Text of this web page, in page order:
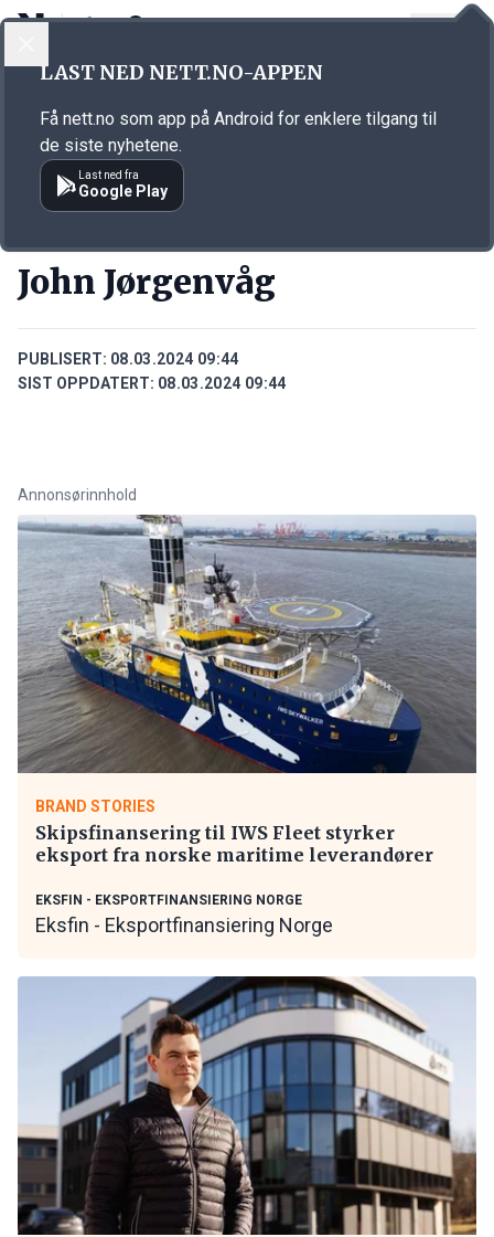
Annonsørinnhold
John Jørgenvåg
PUBLISERT: 08.03.2024 09:44
SIST OPPDATERT: 08.03.2024 09:44
Annonsørinnhold
BRAND STORIES
Skipsfinansering til IWS Fleet styrker
eksport fra norske maritime leverandører
EKSFIN - EKSPORTFINANSIERING NORGE
Eksfin - Eksportfinansiering Norge
LAST NED NETT.NO-APPEN
Få nett.no som app på Android for enklere tilgang til
de siste nyhetene.
Last ned fra
Google Play